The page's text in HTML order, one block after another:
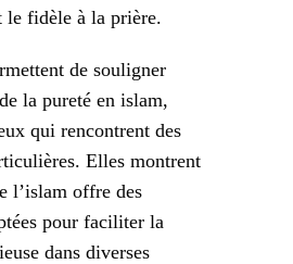
le fidèle à la prière.
de souligner
la pureté en islam,
qui rencontrent des
Elles montrent
l’islam offre des
pour faciliter la
dans diverses